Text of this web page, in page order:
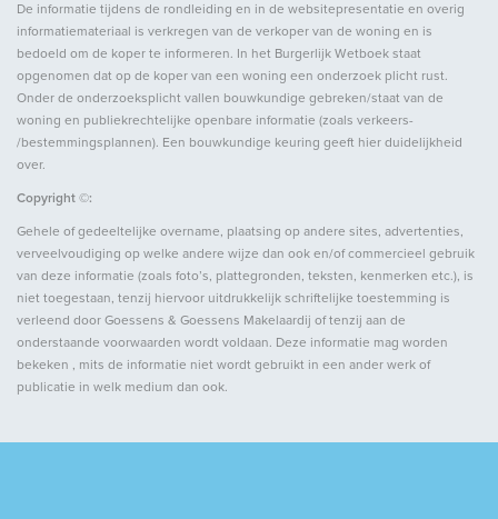
Ketel
(Huur)
Buitenruimte
Ligging
Aan rustige weg
Garage
Soort garage
Vrijstaand steen
Capaciteit
1
Voorzieningen
De informatie tijdens de rondleiding en in de websitepresentatie en overig
informatiemateriaal is verkregen van de verkoper van de woning en is
bedoeld om de koper te informeren. In het Burgerlijk Wetboek staat
opgenomen dat op de koper van een woning een onderzoek plicht rust.
Onder de onderzoeksplicht vallen bouwkundige gebreken/staat van de
woning en publiekrechtelijke openbare informatie (zoals verkeers-
/bestemmingsplannen). Een bouwkundige keuring geeft hier duidelijkheid
over.
Copyright ©:
Gehele of gedeeltelijke overname, plaatsing op andere sites, advertenties,
verveelvoudiging op welke andere wijze dan ook en/of commercieel gebruik
van deze informatie (zoals foto’s, plattegronden, teksten, kenmerken etc.), is
niet toegestaan, tenzij hiervoor uitdrukkelijk schriftelijke toestemming is
verleend door Goessens & Goessens Makelaardij of tenzij aan de
onderstaande voorwaarden wordt voldaan. Deze informatie mag worden
bekeken , mits de informatie niet wordt gebruikt in een ander werk of
publicatie in welk medium dan ook.